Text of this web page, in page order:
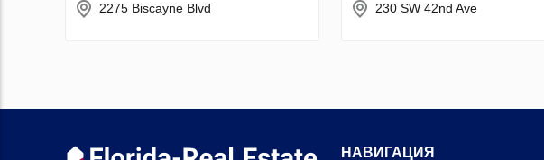
2275 Biscayne Blvd 230 SW 42nd Ave
НАВИГАЦИЯ